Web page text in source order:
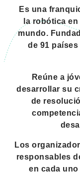
Es una
la robótica
mundo.
de 91
Reúne a
desarrollar su
de
Los
responsables
en cada